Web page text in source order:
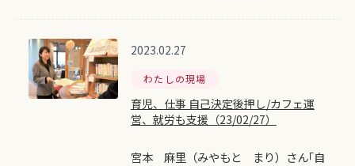
2023.02.27
わたしの現場
育児、仕事 自己決定後押し/カフェ運
営、就労も支援（23/02/27）
宮本 麻里（みやもと まり）さん｢自